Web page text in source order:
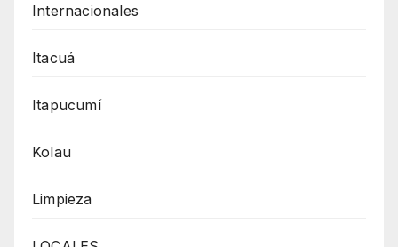
Internacionales
Itacuá
Itapucumí
Kolau
Limpieza